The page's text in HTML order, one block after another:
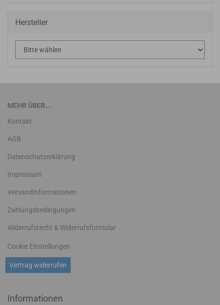
Hersteller
MEHR ÜBER...
Kontakt
AGB
Datenschutzerklärung
Impressum
Versandinformationen
Zahlungsbedingungen
Widerrufsrecht & Widerrufsformular
Vertrag widerrufen
Cookie Einstellungen
Informationen